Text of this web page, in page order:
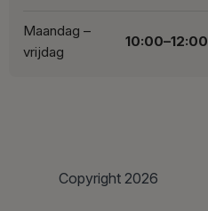
Maandag –
vrijdag
10:00–12:00
Copyright 2026